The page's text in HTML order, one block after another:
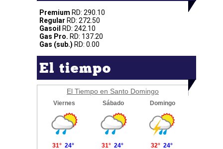
Premium RD: 290.10
Regular RD: 272.50
Gasoil RD: 242.10
Gas Pro. RD: 137.20
Gas (sub.) RD: 0.00
El tiempo
El Tiempo en Santo Domingo